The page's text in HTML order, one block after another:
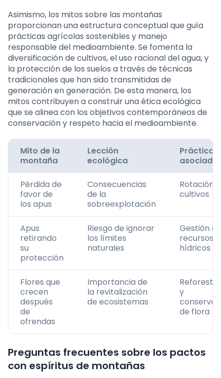
Asimismo, los mitos sobre las montañas
proporcionan una estructura conceptual que guía
prácticas agrícolas sostenibles y manejo
responsable del medioambiente. Se fomenta la
diversificación de cultivos, el uso racional del agua, y
la protección de los suelos a través de técnicas
tradicionales que han sido transmitidas de
generación en generación. De esta manera, los
mitos contribuyen a construir una ética ecológica
que se alinea con los objetivos contemporáneos de
conservación y respeto hacia el medioambiente.
Mito de la
montaña
Lección
ecológica
Práctica
asociada
Pérdida de
favor de
los apus
Consecuencias
de la
sobreexplotación
Rotación
cultivos
Apus
retirando
su
protección
Riesgo de ignorar
los límites
naturales
Gestión de
recursos
hídricos
Flores que
crecen
después
de
ofrendas
Importancia de
la revitalización
de ecosistemas
y
de flora
Preguntas frecuentes sobre los pactos
con espíritus de montañas